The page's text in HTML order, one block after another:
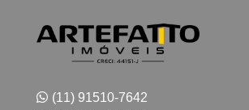
(11) 91510-7642